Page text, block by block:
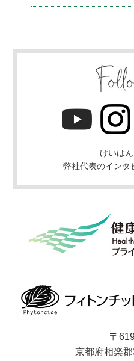
けいは
弊社代表のインタ
〒
京都府相楽